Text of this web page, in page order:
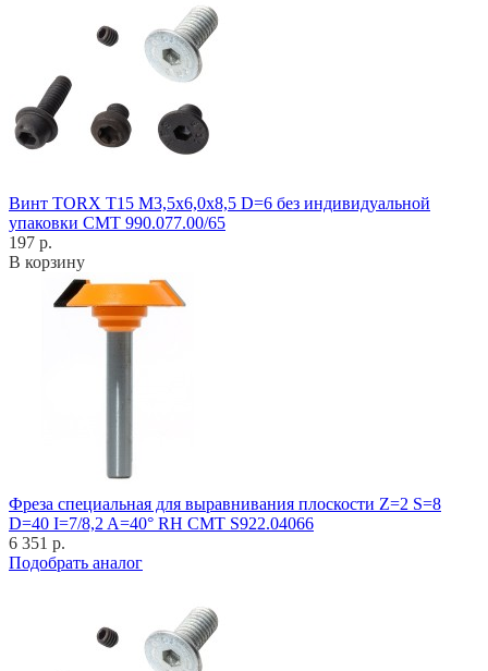
Винт TORX T15 M3,5x6,0x8,5 D=6 без индивидуальной
упаковки CMT 990.077.00/65
197 р.
В корзину
Фреза специальная для выравнивания плоскости Z=2 S=8
D=40 I=7/8,2 A=40° RH CMT S922.04066
6 351 р.
Подобрать аналог